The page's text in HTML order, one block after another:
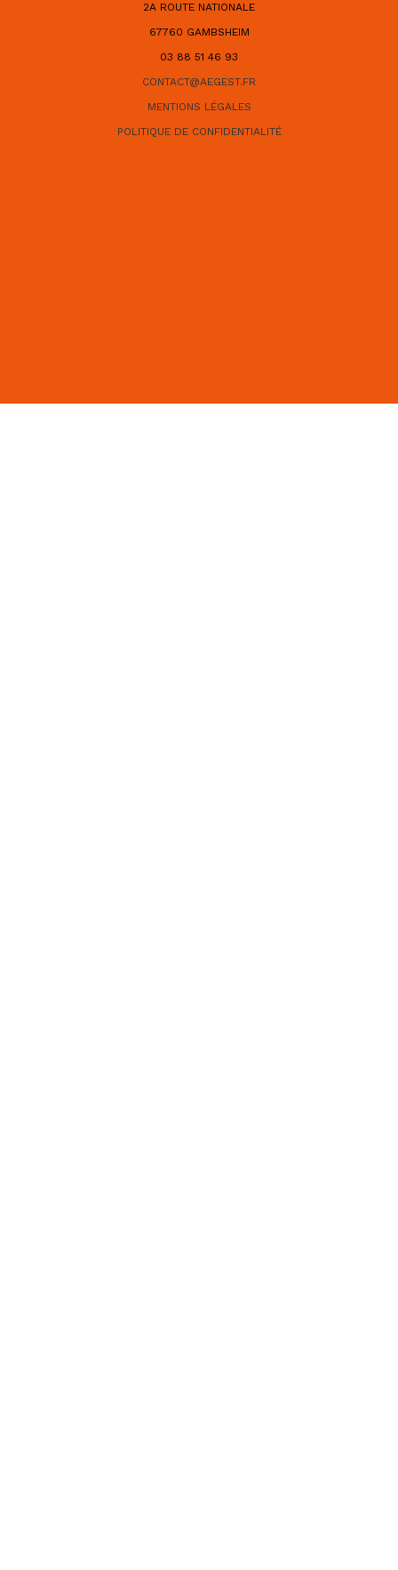
2A ROUTE NATIONALE
67760 GAMBSHEIM
03 88 51 46 93
CONTACT@AEGEST.FR
MENTIONS LÉGALES
POLITIQUE DE CONFIDENTIALITÉ